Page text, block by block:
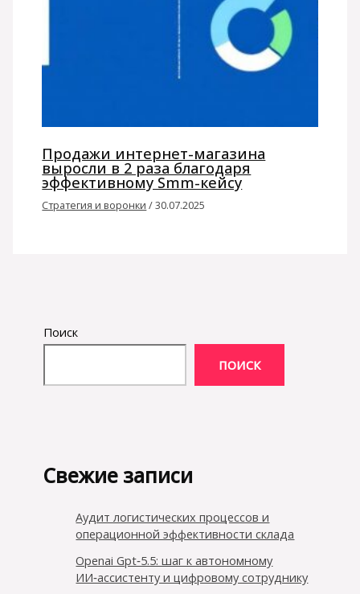
Продажи интернет-магазина
выросли в 2 раза благодаря
эффективному Smm-кейсу
Стратегия и воронки /30.07.2025
Поиск
ПОИСК
Свежие записи
Аудит логистических процессов и
операционной эффективности склада
Openai Gpt‑5.5: шаг к автономному
ИИ‑ассистенту и цифровому сотруднику